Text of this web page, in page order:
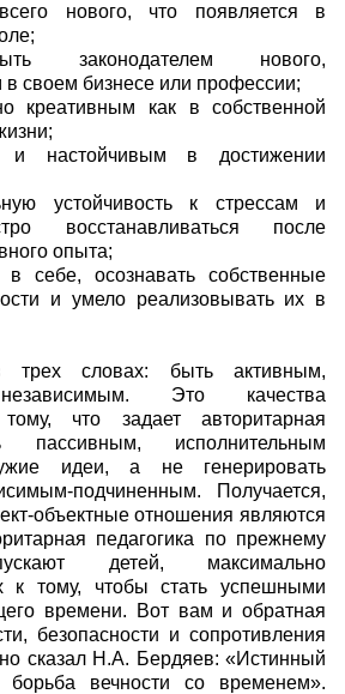
нового, что появляется в
законодателем нового,
в своем бизнесе или профессии;
креативным как в собственной
настойчивым в достижении
устойчивость к стрессам и
восстанавливаться после
опыта;
себе, осознавать собственные
и умело реализовывать их в
словах: быть активным,
Это качества
что задает авторитарная
пассивным, исполнительным
идеи, а не генерировать
подчиненным. Получается,
объектные отношения являются
педагогика по прежнему
детей, максимально
к тому, чтобы стать успешными
времени. Вот вам и обратная
безопасности и сопротивления
сказал Н.А. Бердяев: «Истинный
борьба вечности со временем».